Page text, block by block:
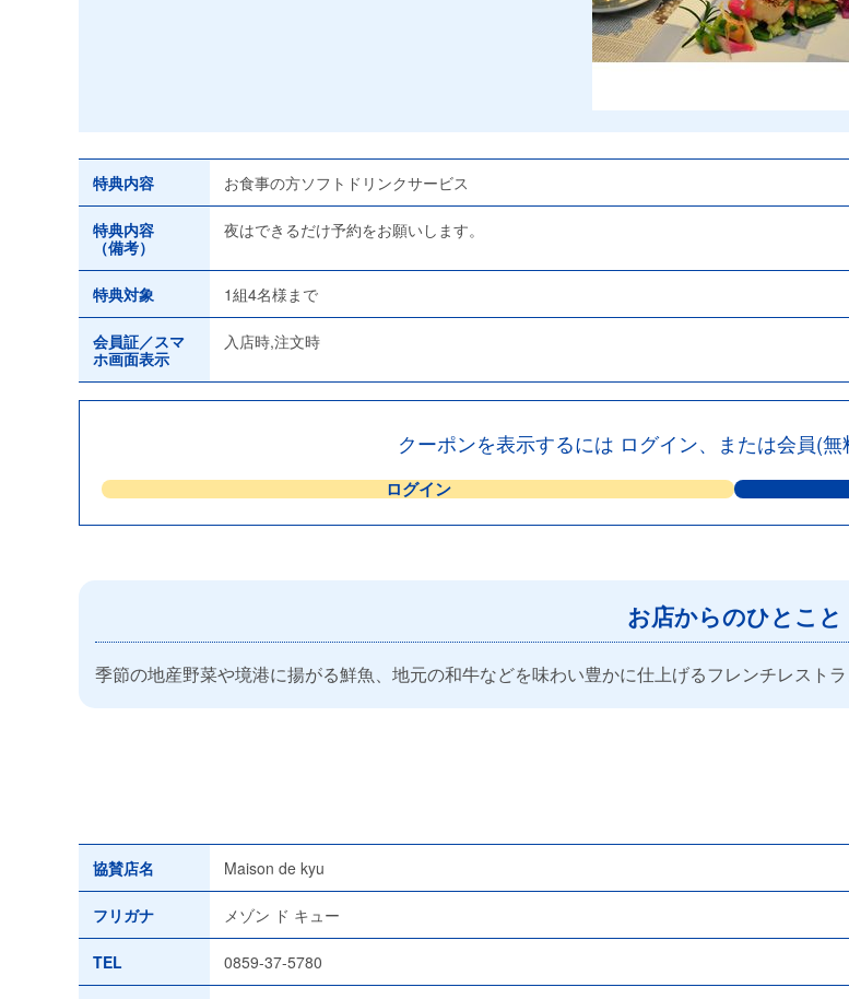
特典内容 お食事の方ソフトドリンクサービス
特典内容
（備考）
夜はできるだけ予約をお願いします。
特典対象 1組4名様まで
会員証／スマ
ホ画面表示
入店時,注文時
クーポンを表示するには ログイン、または会員(
ログイン
お店からのひとこと
季節の地産野菜や境港に揚がる鮮魚、地元の和牛などを味わい豊かに仕上げるフレンチレストラ
協賛店名 Maison de kyu
フリガナ メゾン ド キュー
TEL 0859-37-5780